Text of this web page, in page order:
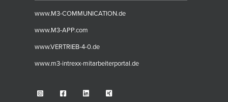
www.M3-COMMUNICATION.de
www.M3-APP.com
www.VERTRIEB-4-0.de
www.m3-intrexx-mitarbeiterportal.de